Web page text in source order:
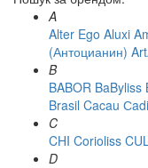
A
Alter Ego Aluxi
(Антоцианин)
B
BABOR BaByliss
Brasil Cacau
C
CHI Corioliss
D